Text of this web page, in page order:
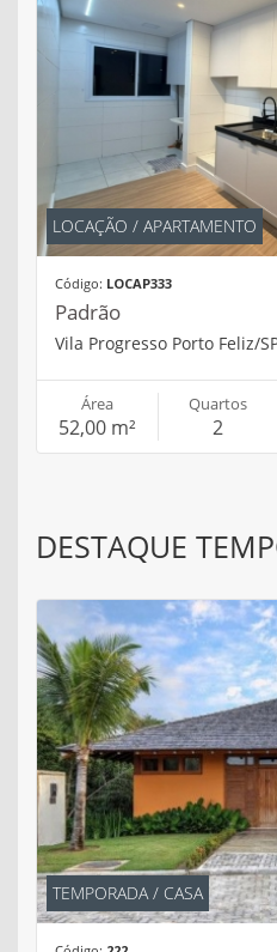
LOCAÇÃO / APARTAMENTO
Código: LOCAP333
Padrão
Vila Progresso Porto Feliz/
Área
52,00 m²
Quartos
2
DESTAQUE
TEMPORADA / CASA